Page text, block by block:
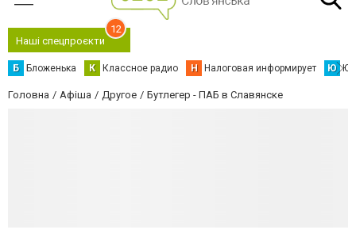
Наші спецпроєкти
12
Б Бложенька К Классное радио Н Налоговая информирует Ю
Головна Афіша Другое Бутлегер - ПАБ в Славянске